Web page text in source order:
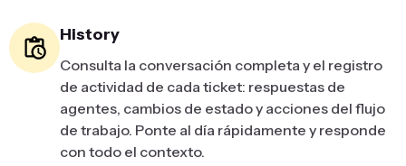
History
Consulta la conversación completa y el registro
de actividad de cada ticket: respuestas de
agentes, cambios de estado y acciones del flujo
de trabajo. Ponte al día rápidamente y responde
con todo el contexto.